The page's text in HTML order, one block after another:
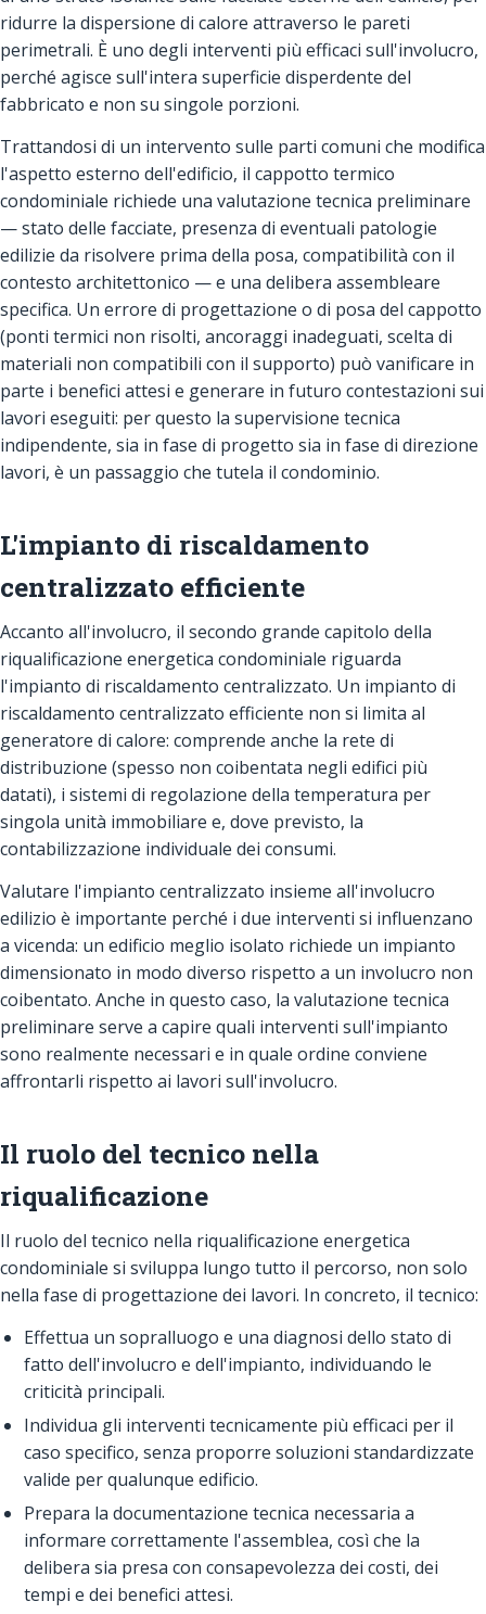
ridurre la dispersione di calore attraverso le pareti
perimetrali. È uno degli interventi più efficaci sull'involucro,
perché agisce sull'intera superficie disperdente del
fabbricato e non su singole porzioni.
Trattandosi di un intervento sulle parti comuni che modifica
l'aspetto esterno dell'edificio, il cappotto termico
condominiale richiede una valutazione tecnica preliminare
— stato delle facciate, presenza di eventuali patologie
edilizie da risolvere prima della posa, compatibilità con il
contesto architettonico — e una delibera assembleare
specifica. Un errore di progettazione o di posa del cappotto
(ponti termici non risolti, ancoraggi inadeguati, scelta di
materiali non compatibili con il supporto) può vanificare in
parte i benefici attesi e generare in futuro contestazioni sui
lavori eseguiti: per questo la supervisione tecnica
indipendente, sia in fase di progetto sia in fase di direzione
lavori, è un passaggio che tutela il condominio.
L'impianto di riscaldamento
centralizzato efficiente
Accanto all'involucro, il secondo grande capitolo della
riqualificazione energetica condominiale riguarda
l'impianto di riscaldamento centralizzato. Un impianto di
riscaldamento centralizzato efficiente non si limita al
generatore di calore: comprende anche la rete di
distribuzione (spesso non coibentata negli edifici più
datati), i sistemi di regolazione della temperatura per
singola unità immobiliare e, dove previsto, la
contabilizzazione individuale dei consumi.
Valutare l'impianto centralizzato insieme all'involucro
edilizio è importante perché i due interventi si influenzano
a vicenda: un edificio meglio isolato richiede un impianto
dimensionato in modo diverso rispetto a un involucro non
coibentato. Anche in questo caso, la valutazione tecnica
preliminare serve a capire quali interventi sull'impianto
sono realmente necessari e in quale ordine conviene
affrontarli rispetto ai lavori sull'involucro.
Il ruolo del tecnico nella
riqualificazione
Il ruolo del tecnico nella riqualificazione energetica
condominiale si sviluppa lungo tutto il percorso, non solo
nella fase di progettazione dei lavori. In concreto, il tecnico:
Effettua un sopralluogo e una diagnosi dello stato di
fatto dell'involucro e dell'impianto, individuando le
criticità principali.
Individua gli interventi tecnicamente più efficaci per il
caso specifico, senza proporre soluzioni standardizzate
valide per qualunque edificio.
Prepara la documentazione tecnica necessaria a
informare correttamente l'assemblea, così che la
delibera sia presa con consapevolezza dei costi, dei
tempi e dei benefici attesi.